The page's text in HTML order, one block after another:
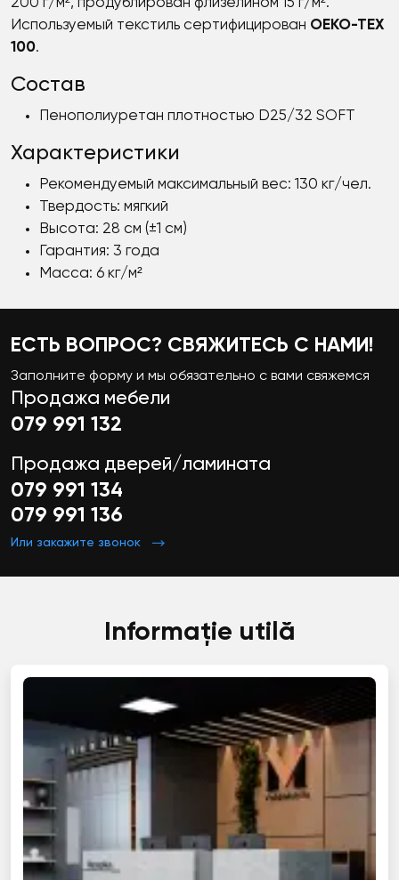
Используемый текстиль сертифицирован OEKO-TEX
100.
Состав
Пенополиуретан плотностью D25/32 SOFT
Характеристики
Рекомендуемый максимальный вес: 130 кг/чел.
Твердость: мягкий
Высота: 28 см (±1 см)
Гарантия: 3 года
Масса: 6 кг/м²
ЕСТЬ ВОПРОС? СВЯЖИТЕСЬ С НАМИ!
Заполните форму и мы обязательно с вами свяжемся
Продажа мебели
079 991 132
Продажа дверей/ламината
079 991 134
079 991 136
Или закажите звонок
Informație utilă